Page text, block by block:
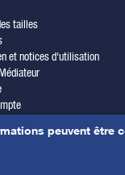
peuvent être
tailles
et notices d'utilisation
légales & crédits photos